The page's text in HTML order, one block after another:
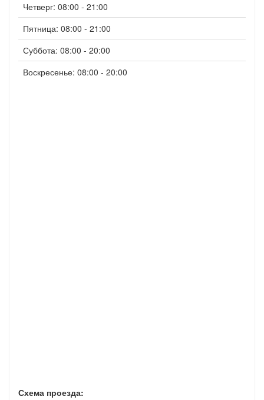
Четверг: 08:00 - 21:00
Пятница: 08:00 - 21:00
Суббота: 08:00 - 20:00
Воскресенье: 08:00 - 20:00
Схема проезда: